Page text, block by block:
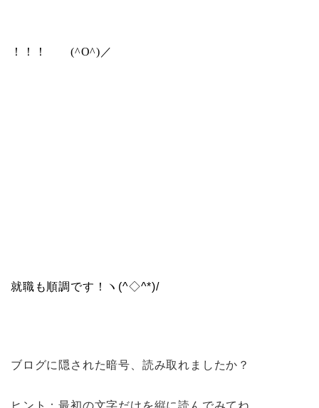
！！！ (^O^) ／
就職も順調です！ヽ(^◇^*)/
ブログに隠された暗号、読み取れましたか？
ヒント：最初の文字だけを縦に読んでみてね。